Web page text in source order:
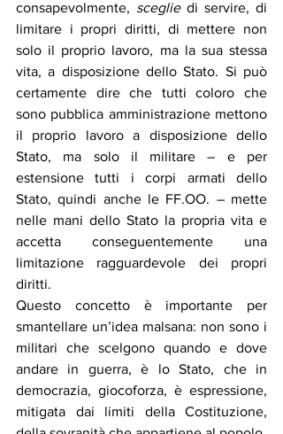
consapevolmente, sceglie di servire, di
limitare i propri diritti, di mettere non
solo il proprio lavoro, ma la sua stessa
vita, a disposizione dello Stato. Si può
certamente dire che tutti coloro che
sono pubblica amministrazione mettono
il proprio lavoro a disposizione dello
Stato, ma solo il militare – e per
estensione tutti i corpi armati dello
Stato, quindi anche le FF.OO. – mette
nelle mani dello Stato la propria vita e
accetta conseguentemente una
limitazione ragguardevole dei propri
diritti.
Questo concetto è importante per
smantellare un’idea malsana: non sono i
militari che scelgono quando e dove
andare in guerra, è lo Stato, che in
democrazia, giocoforza, è espressione,
mitigata dai limiti della Costituzione,